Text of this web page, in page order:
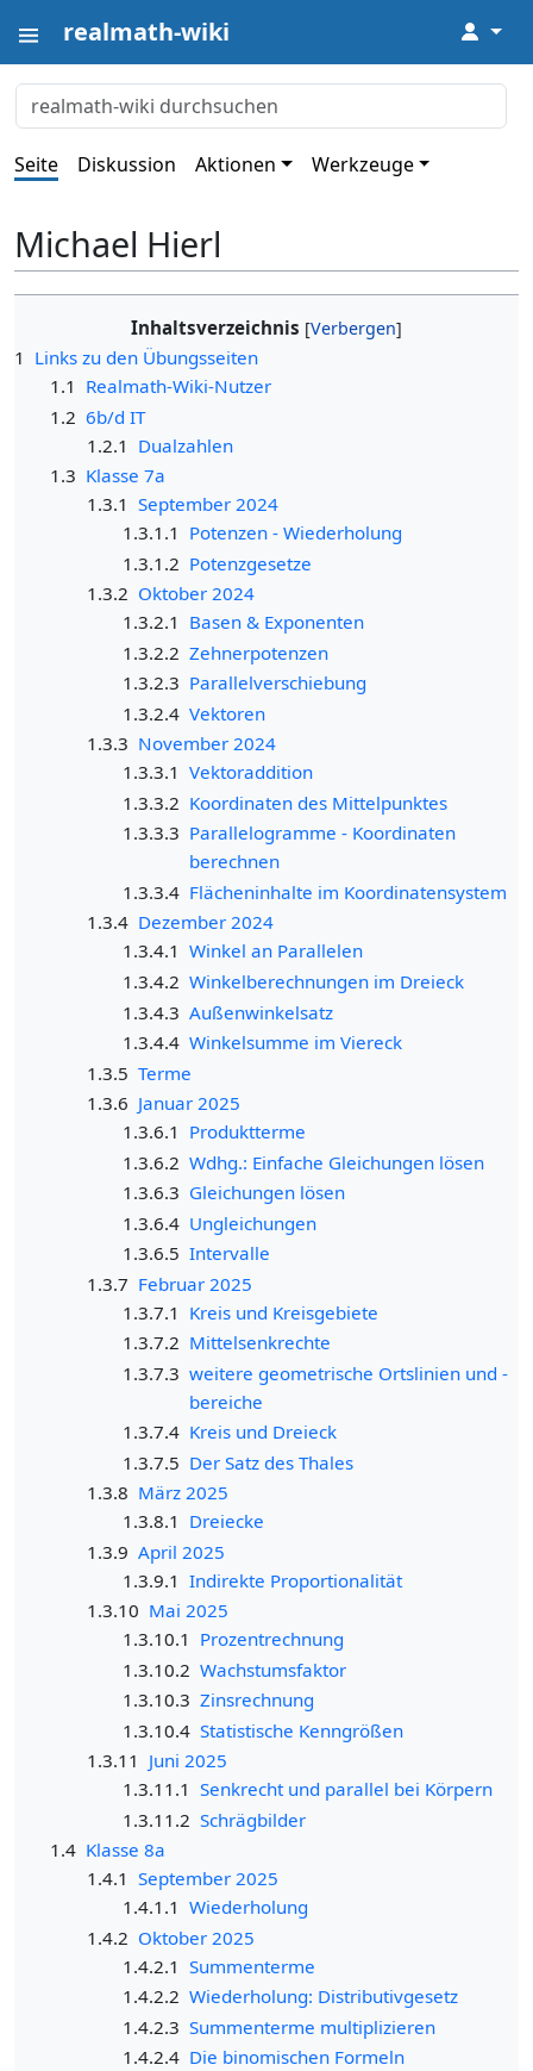
realmath-wiki ↓
Seite Diskussion Aktionen Werkzeuge
Michael Hierl
Inhaltsverzeichnis
1 Links zu den Übungsseiten
1.1 Realmath-Wiki-Nutzer
1.2 6b/d IT
1.2.1 Dualzahlen
1.3 Klasse 7a
1.3.1 September 2024
1.3.1.1 Potenzen - Wiederholung
1.3.1.2 Potenzgesetze
1.3.2 Oktober 2024
1.3.2.1 Basen & Exponenten
1.3.2.2 Zehnerpotenzen
1.3.2.3 Parallelverschiebung
1.3.2.4 Vektoren
1.3.3 November 2024
1.3.3.1 Vektoraddition
1.3.3.2 Koordinaten des Mittelpunktes
1.3.3.3 Parallelogramme - Koordinaten
berechnen
1.3.3.4 Flächeninhalte im Koordinatensystem
1.3.4 Dezember 2024
1.3.4.1 Winkel an Parallelen
1.3.4.2 Winkelberechnungen im Dreieck
1.3.4.3 Außenwinkelsatz
1.3.4.4 Winkelsumme im Viereck
1.3.5 Terme
1.3.6 Januar 2025
1.3.6.1 Produktterme
1.3.6.2 Wdhg.: Einfache Gleichungen lösen
1.3.6.3 Gleichungen lösen
1.3.6.4 Ungleichungen
1.3.6.5 Intervalle
1.3.7 Februar 2025
1.3.7.1 Kreis und Kreisgebiete
1.3.7.2 Mittelsenkrechte
1.3.7.3 weitere geometrische Ortslinien und -
bereiche
1.3.7.4 Kreis und Dreieck
1.3.7.5 Der Satz des Thales
1.3.8 März 2025
1.3.8.1 Dreiecke
1.3.9 April 2025
1.3.9.1 Indirekte Proportionalität
1.3.10 Mai 2025
1.3.10.1 Prozentrechnung
1.3.10.2 Wachstumsfaktor
1.3.10.3 Zinsrechnung
1.3.10.4 Statistische Kenngrößen
1.3.11 Juni 2025
1.3.11.1 Senkrecht und parallel bei Körpern
1.3.11.2 Schrägbilder
1.4 Klasse 8a
1.4.1 September 2025
1.4.1.1 Wiederholung
1.4.2 Oktober 2025
1.4.2.1 Summenterme
1.4.2.2 Wiederholung: Distributivgesetz
1.4.2.3 Summenterme multiplizieren
1.4.2.4 Die binomischen Formeln